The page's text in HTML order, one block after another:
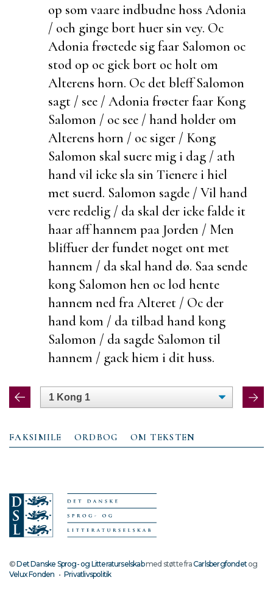
op som vaare indbudne hoss Adonia
/ och ginge bort huer sin vey. Oc
Adonia frøctede sig faar Salomon oc
stod op oc gick bort oc holt om
Alterens horn. Oc det bleff Salomon
sagt / see / Adonia frøcter faar Kong
Salomon / oc see / hand holder om
Alterens horn / oc siger / Kong
Salomon skal suere mig i dag / ath
hand vil icke sla sin Tienere i hiel
met suerd. Salomon sagde / Vil hand
vereredelig / da skal der icke falde it
haar aff hannem paa Jorden / Men
bliffuer der fundet noget ont met
hannem / da skal hand dø. Saa sende
kong Salomon hen oc lod hente
hannem ned fra Alteret / Oc der
hand kom / da tilbad hand kong
Salomon / da sagde Salomon til
hannem / gack hiem i dit huss.
FAKSIMILE ORDBOG OM TEKSTEN
©Det Danske Sprog- og Litteraturselskabmed støtte fraCarlsbergfondetog
Velux Fonden • Privatlivspolitik